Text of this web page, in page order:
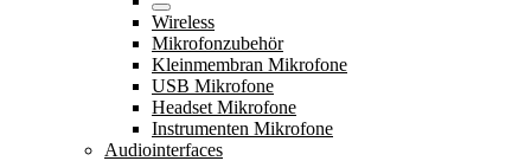
Wireless
Mikrofonzubehör
Kleinmembran Mikrofone
USB Mikrofone
Headset Mikrofone
Instrumenten Mikrofone
Audiointerfaces